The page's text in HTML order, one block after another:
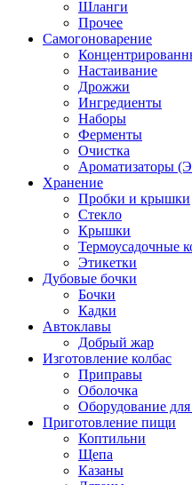
Шланги
Прочее
Самогоноварение
Настаивание
Дрожжи
Ингредиенты
Наборы
Ферменты
Очистка
Ароматизаторы
Хранение
Пробки и крышки
Стекло
Крышки
Термоусадочные
Этикетки
Дубовые бочки
Бочки
Кадки
Автоклавы
Добрый жар
Изготовление колбас
Приправы
Оболочка
Оборудование для
Приготовление пищи
Коптильни
Щепа
Казаны